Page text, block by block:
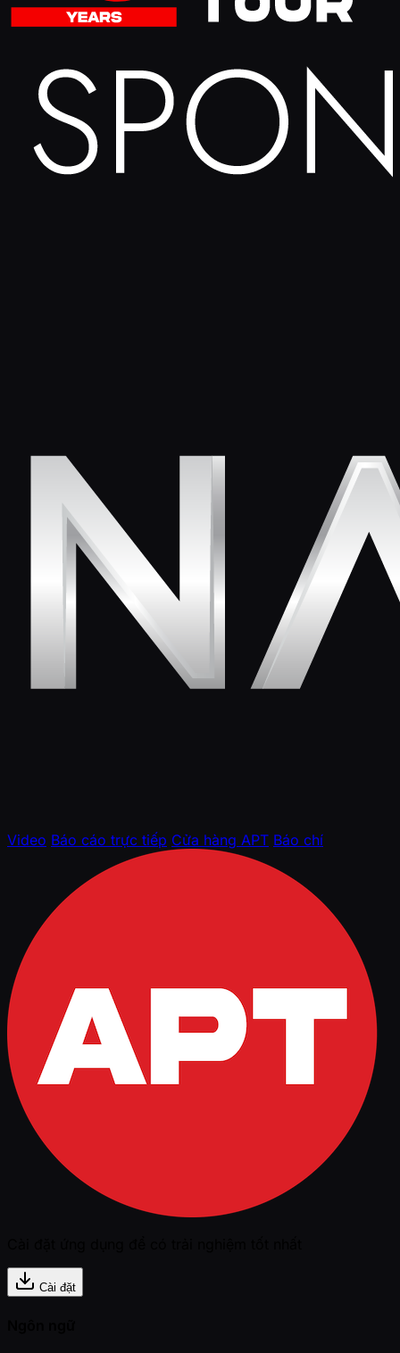
Video Báo cáo trực tiếp Cửa hàng APT Báo chí
Cài đặt